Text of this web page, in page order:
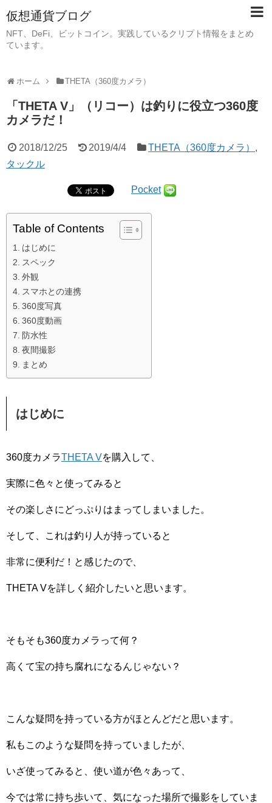
仮想通貨ブログ
NFT、DeFi、ビットコイン。実践しているクリプト情報をまとめ
ています。
ホーム THETA（360度カメラ）
「THETA V」（リコー）は釣りに役立つ360度
カメラだ！
2018/12/25 2019/4/4 THETA（360度カメラ） ,
タックル
Pocket
Table of Contents
はじめに
スペック
外観
スマホとの連携
360度写真
360度動画
防水性
夜間撮影
まとめ
はじめに
360度カメラTHETA Vを購入して、
実際に色々と使ってみると
その楽しさにどっぷりはまってしまいました。
そして、これは釣り人が持っていると
非常に便利だ！と感じたので、
THETA Vを詳しく紹介したいと思います。
そもそも360度カメラって何？
高くて宝の持ち腐れになるんじゃない？
こんな疑問を持っている方がほとんどだと思います。
私もこのような疑問を持っていましたが、
いざ使ってみると、使い道が色々あって、
今では常に持ち歩いて、気になった場所で撮影をしていま